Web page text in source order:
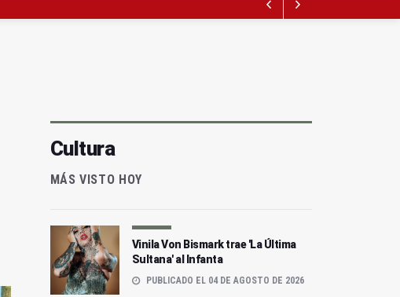
Cultura
MÁS VISTO HOY
Vinila Von Bismark trae 'La Última
Sultana' al Infanta
PUBLICADO EL 04 DE AGOSTO DE 2026